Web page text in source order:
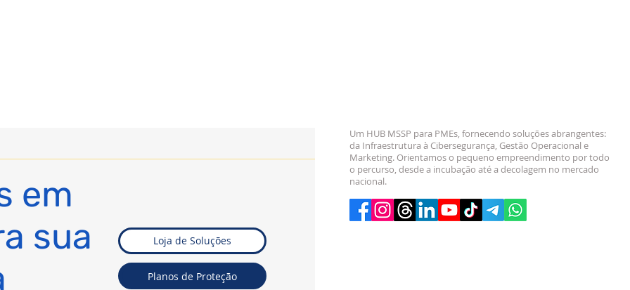
em
sua
Loja de Soluções
Planos de Proteção
Um HUB MSSP para PMEs, fornecendo soluções abrangentes:
da Infraestrutura à Cibersegurança, Gestão Operacional e
Marketing. Orientamos o pequeno empreendimento por todo
o percurso, desde a incubação até a decolagem no mercado
nacional.